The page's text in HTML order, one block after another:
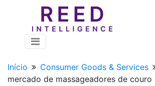
Início Consumer Goods & Services
mercado de massageadores de couro